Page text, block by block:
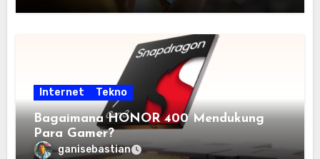
Internet Tekno
Bagaimana HONOR 400 Mendukung
Para Gamer?
ganisebastian